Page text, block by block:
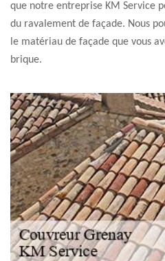
que notre entreprise KM Service
du ravalement de façade. Nous
le matériau de façade que vous
brique.